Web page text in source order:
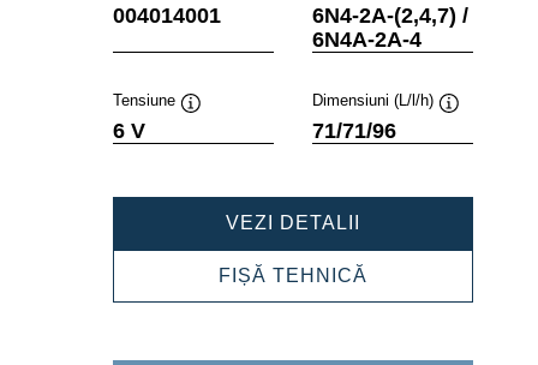
Tooltip
004014001
Tooltip
6N4-2A-(2,4,7) /
6N4A-2A-4
Tensiune
6 V
Dimensiuni (L/l/h)
71/71/96
VEZI DETALII
004014001
FIȘĂ TEHNICĂ